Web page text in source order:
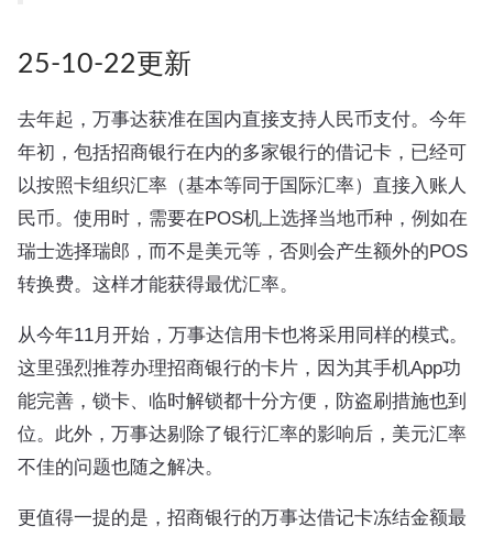
25-10-22更新
去年起，万事达获准在国内直接支持人民币支付。今年
年初，包括招商银行在内的多家银行的借记卡，已经可
以按照卡组织汇率（基本等同于国际汇率）直接入账人
民币。使用时，需要在POS机上选择当地币种，例如在
瑞士选择瑞郎，而不是美元等，否则会产生额外的POS
转换费。这样才能获得最优汇率。
从今年11月开始，万事达信用卡也将采用同样的模式。
这里强烈推荐办理招商银行的卡片，因为其手机App功
能完善，锁卡、临时解锁都十分方便，防盗刷措施也到
位。此外，万事达剔除了银行汇率的影响后，美元汇率
不佳的问题也随之解决。
更值得一提的是，招商银行的万事达借记卡冻结金额最